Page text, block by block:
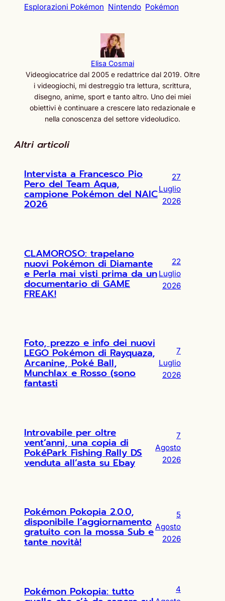
Esplorazioni Pokémon Nintendo Pokémon
Elisa Cosmai
Videogiocatrice dal 2005 e redattrice dal 2019. Oltre
i videogiochi, mi destreggio tra lettura, scrittura,
disegno, anime, sport e tanto altro. Uno dei miei
obiettivi è continuare a crescere lato redazionale e
nella conoscenza del settore videoludico.
Altri articoli
Intervista a Francesco Pio
Pero del Team Aqua,
campione Pokémon del NAIC
2026
27
Luglio
2026
CLAMOROSO: trapelano
nuovi Pokémon di Diamante
e Perla mai visti prima da un
documentario di GAME
FREAK!
22
Luglio
2026
Foto, prezzo e info dei nuovi
LEGO Pokémon di Rayquaza,
Arcanine, Poké Ball,
Munchlax e Rosso (sono
fantasti
7
Luglio
2026
Introvabile per oltre
vent’anni, una copia di
PokéPark Fishing Rally DS
venduta all’asta su Ebay
7
Agosto
2026
Pokémon Pokopia 2.0.0,
disponibile l’aggiornamento
gratuito con la mossa Sub e
tante novità!
5
Agosto
2026
Pokémon Pokopia: tutto
4